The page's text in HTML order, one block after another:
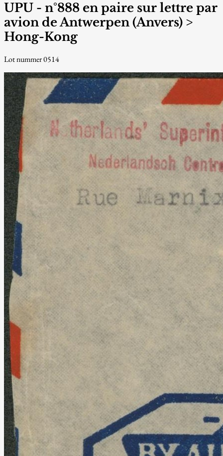
UPU - n°888 en paire sur lettre par
avion de Antwerpen (Anvers) >
Hong-Kong
Lot nummer 0514